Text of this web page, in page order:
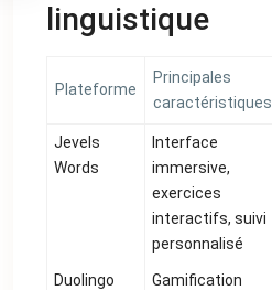
linguistique
Plateforme
Principales
caractéristiques
Jevels
Words
Interface
immersive,
exercices
interactifs, suivi
personnalisé
Duolingo
Gamification